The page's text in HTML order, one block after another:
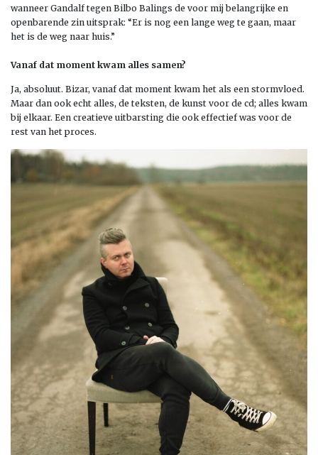
wanneer Gandalf tegen Bilbo Balings de voor mij belangrijke en
openbarende zin uitsprak: “Er is nog een lange weg te gaan, maar
het is de weg naar huis.”
Vanaf dat moment kwam alles samen?
Ja, absoluut. Bizar, vanaf dat moment kwam het als een stormvloed.
Maar dan ook echt alles, de teksten, de kunst voor de cd; alles kwam
bij elkaar. Een creatieve uitbarsting die ook effectief was voor de
rest van het proces.